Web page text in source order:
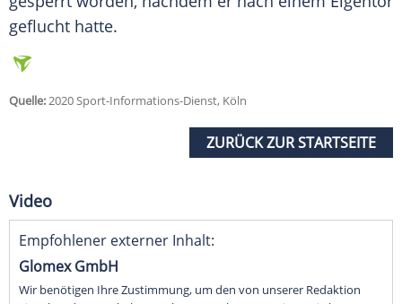
geflucht hatte.
Quelle:2020 Sport-Informations-Dienst, Köln
ZURÜCK ZUR STARTSEITE
Video
Empfohlener externer Inhalt:
Glomex GmbH
Wir benötigen Ihre Zustimmung, um den von unserer Redaktion